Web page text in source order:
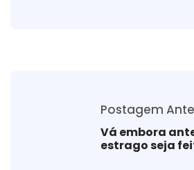
Postagem
Vá embora
estrago seja